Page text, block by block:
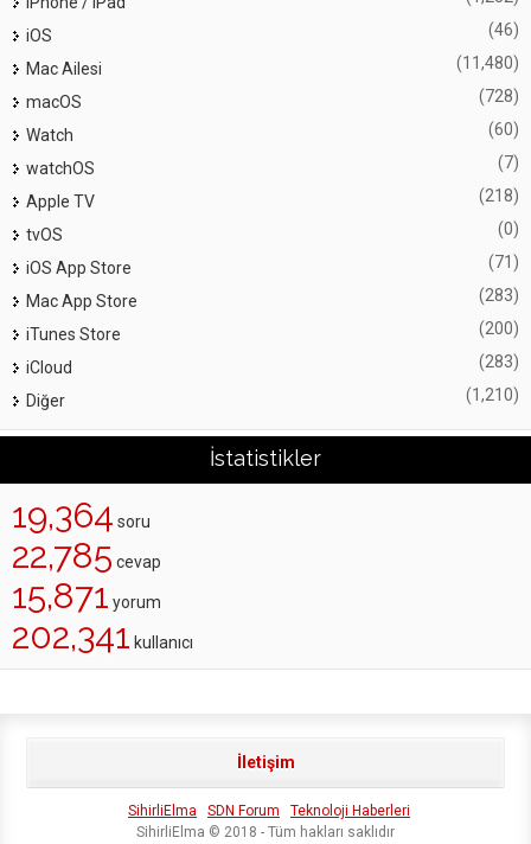
iOS (46)
Mac Ailesi (11,480)
macOS (728)
Watch (60)
watchOS (7)
Apple TV (218)
tvOS (0)
iOS App Store (71)
Mac App Store (283)
iTunes Store (200)
iCloud (283)
Diğer (1,210)
İstatistikler
19,364 soru
22,785 cevap
15,871 yorum
202,341 kullanıcı
İletişim
SihirliElma SDN Forum
Teknoloji Haberleri
SihirliElma © 2018 - Tüm hakları saklıdır